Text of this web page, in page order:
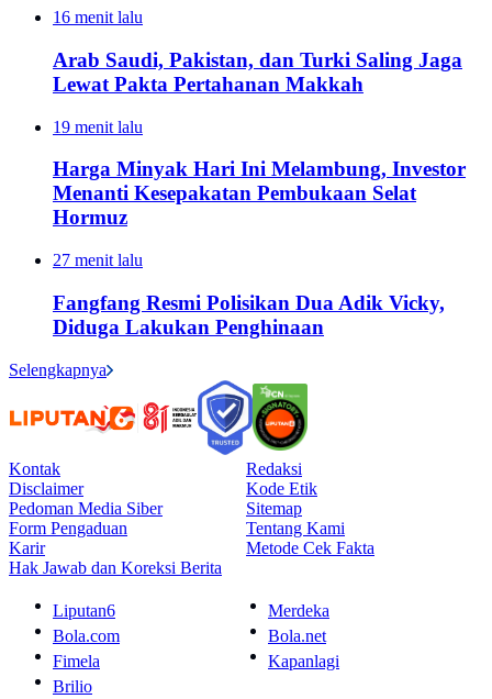
16 menit lalu
Arab Saudi, Pakistan, dan Turki Saling Jaga
Lewat Pakta Pertahanan Makkah
19 menit lalu
Harga Minyak Hari Ini Melambung, Investor
Menanti Kesepakatan Pembukaan Selat
Hormuz
27 menit lalu
Fangfang Resmi Polisikan Dua Adik Vicky,
Diduga Lakukan Penghinaan
Selengkapnya
Kontak
Redaksi
Disclaimer
Kode Etik
Pedoman Media Siber
Sitemap
Form Pengaduan
Tentang Kami
Karir
Metode Cek Fakta
Hak Jawab dan Koreksi Berita
Liputan6
Merdeka
Bola.com
Bola.net
Fimela
Kapanlagi
Brilio